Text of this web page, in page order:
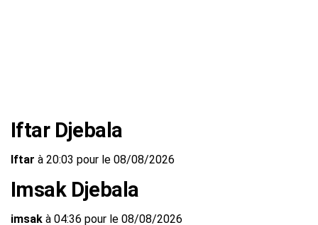
Iftar Djebala
Iftar à 20:03 pour le 08/08/2026
Imsak Djebala
imsak à 04:36 pour le 08/08/2026